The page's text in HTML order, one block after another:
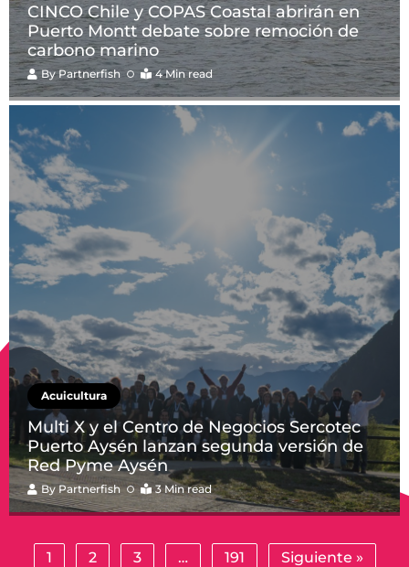
CINCO Chile y COPAS Coastal abrirán en
Puerto Montt debate sobre remoción de
carbono marino
ByPartnerfish 4 Min read
Acuicultura
Multi X y el Centro de Negocios Sercotec
Puerto Aysén lanzan segunda versión de
Red Pyme Aysén
By Partnerfish 3 Min read
1 2 3 … 191 Siguiente »